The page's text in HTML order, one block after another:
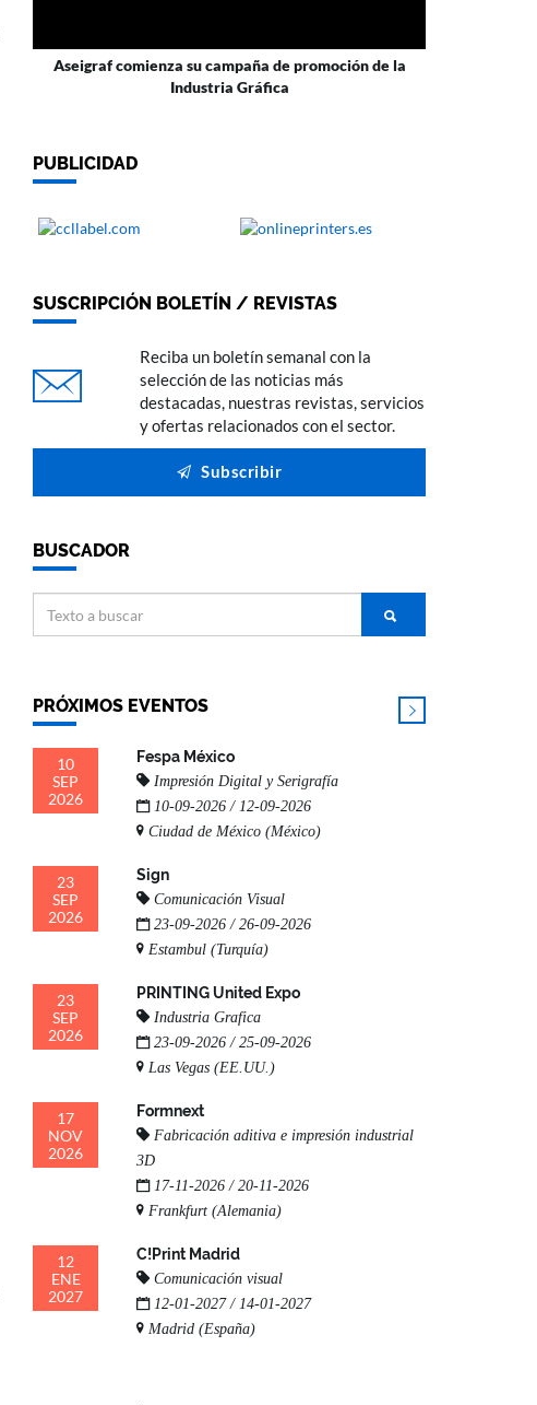
Aseigraf comienza su campaña de promoción de la
Industria Gráfica
PUBLICIDAD
SUSCRIPCIÓN BOLETÍN / REVISTAS
Reciba un boletín semanal con la
selección de las noticias más
destacadas, nuestras revistas, servicios
y ofertas relacionados con el sector.
Subscribir
BUSCADOR
PRÓXIMOS EVENTOS
10
SEP
2026
Fespa México
Impresión Digital y Serigrafía
10-09-2026 / 12-09-2026
Ciudad de México (México)
23
SEP
2026
Sign
Comunicación Visual
23-09-2026 / 26-09-2026
Estambul (Turquía)
23
SEP
2026
PRINTING United Expo
Industria Grafica
23-09-2026 / 25-09-2026
Las Vegas (EE.UU.)
17
NOV
2026
Formnext
Fabricación aditiva e impresión industrial
3D
17-11-2026 / 20-11-2026
Frankfurt (Alemania)
12
ENE
2027
C!Print Madrid
Comunicación visual
12-01-2027 / 14-01-2027
Madrid (España)